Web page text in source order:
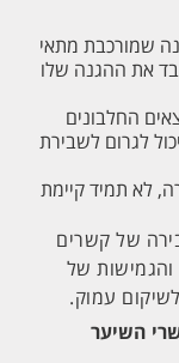
שמורכבת מתאי
את ההגנה שלו
החלבונים
לגרום לשבירת
לא תמיד קיימת
של קשרים
והגמישות של
עמוק.